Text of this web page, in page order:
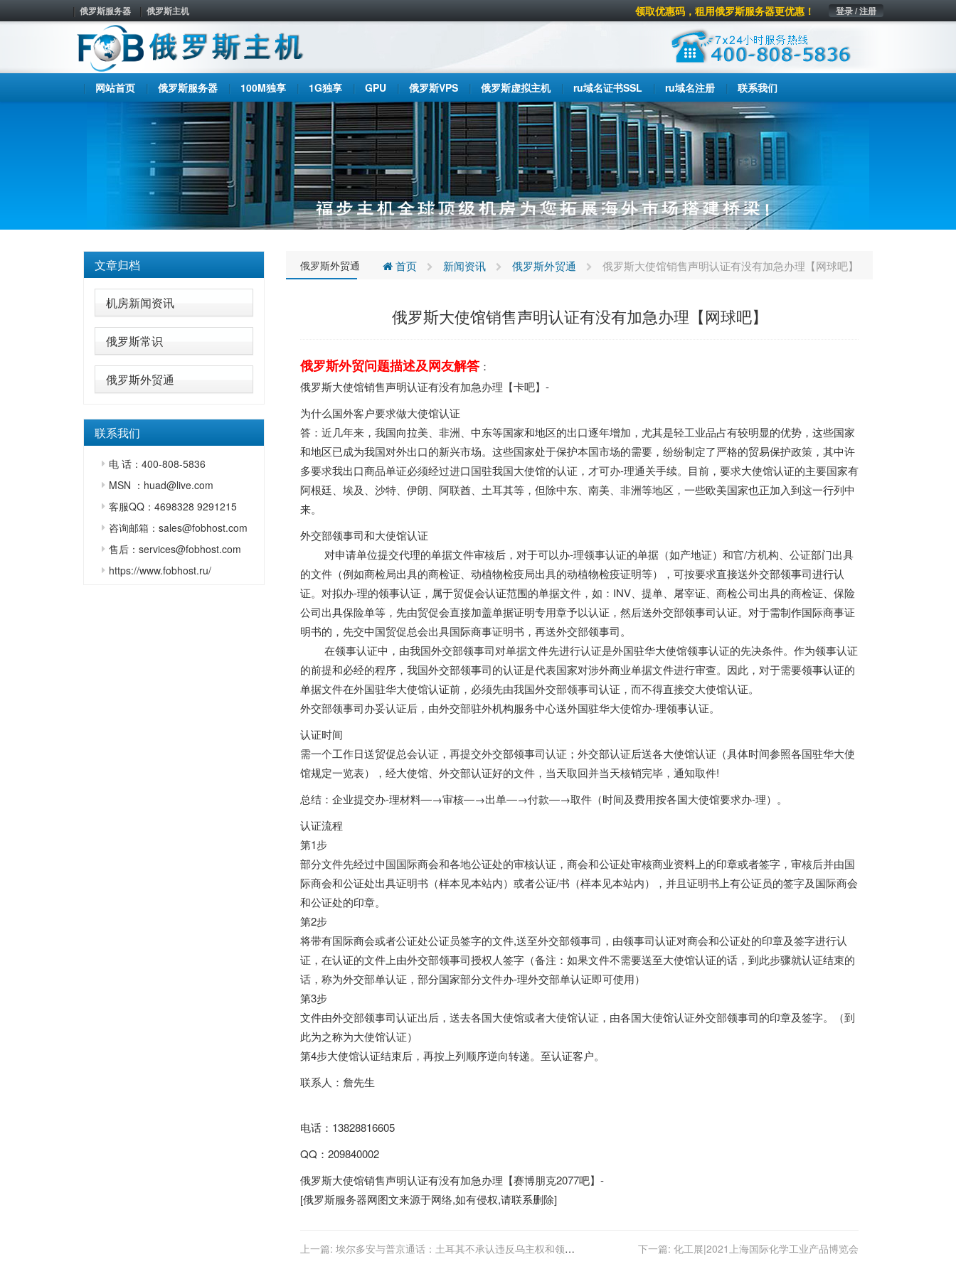
俄罗斯服务器 俄罗斯主机 登录 / 注册
领取优惠码，租用俄罗斯服务器更优惠！
网站首页 俄罗斯服务器 100M独享 1G独享 GPU 俄罗斯VPS 俄罗斯虚拟主机 ru域名证书SSL ru域名注册 联系我们
文章归档
机房新闻资讯
俄罗斯常识
俄罗斯外贸通
联系我们
电 话：400-808-5836
MSN ：huad@live.com
客服QQ：4698328 9291215
咨询邮箱：sales@fobhost.com
售后：services@fobhost.com
https://www.fobhost.ru/
俄罗斯外贸通 首页 新闻资讯 俄罗斯外贸通 俄罗斯大使馆销售声明认证有没有加急办理【网球吧】
俄罗斯大使馆销售声明认证有没有加急办理【网球吧】
俄罗斯外贸问题描述及网友解答：
俄罗斯大使馆销售声明认证有没有加急办理【卡吧】-
为什么国外客户要求做大使馆认证
答：近几年来，我国向拉美、非洲、中东等国家和地区的出口逐年增加，尤其是轻工业品占有较明显的优势，这些国家
和地区已成为我国对外出口的新兴市场。这些国家处于保护本国市场的需要，纷纷制定了严格的贸易保护政策，其中许
多要求我出口商品单证必须经过进口国驻我国大使馆的认证，才可办-理通关手续。目前，要求大使馆认证的主要国家有
阿根廷、埃及、沙特、伊朗、阿联酋、土耳其等，但除中东、南美、非洲等地区，一些欧美国家也正加入到这一行列中
来。
外交部领事司和大使馆认证
对申请单位提交代理的单据文件审核后，对于可以办-理领事认证的单据（如产地证）和官/方机构、公证部门出具
的文件（例如商检局出具的商检证、动植物检疫局出具的动植物检疫证明等），可按要求直接送外交部领事司进行认
证。对拟办-理的领事认证，属于贸促会认证范围的单据文件，如：INV、提单、屠宰证、商检公司出具的商检证、保险
公司出具保险单等，先由贸促会直接加盖单据证明专用章予以认证，然后送外交部领事司认证。对于需制作国际商事证
明书的，先交中国贸促总会出具国际商事证明书，再送外交部领事司。
在领事认证中，由我国外交部领事司对单据文件先进行认证是外国驻华大使馆领事认证的先决条件。作为领事认证
的前提和必经的程序，我国外交部领事司的认证是代表国家对涉外商业单据文件进行审查。因此，对于需要领事认证的
单据文件在外国驻华大使馆认证前，必须先由我国外交部领事司认证，而不得直接交大使馆认证。
外交部领事司办妥认证后，由外交部驻外机构服务中心送外国驻华大使馆办-理领事认证。
认证时间
需一个工作日送贸促总会认证，再提交外交部领事司认证；外交部认证后送各大使馆认证（具体时间参照各国驻华大使
馆规定一览表），经大使馆、外交部认证好的文件，当天取回并当天核销完毕，通知取件!
总结：企业提交办-理材料―→审核―→出单―→付款―→取件（时间及费用按各国大使馆要求办-理）。
认证流程
第1步
部分文件先经过中国国际商会和各地公证处的审核认证，商会和公证处审核商业资料上的印章或者签字，审核后并由国
际商会和公证处出具证明书（样本见本站内）或者公证/书（样本见本站内），并且证明书上有公证员的签字及国际商会
和公证处的印章。
第2步
将带有国际商会或者公证处公证员签字的文件,送至外交部领事司，由领事司认证对商会和公证处的印章及签字进行认
证，在认证的文件上由外交部领事司授权人签字（备注：如果文件不需要送至大使馆认证的话，到此步骤就认证结束的
话，称为外交部单认证，部分国家部分文件办-理外交部单认证即可使用）
第3步
文件由外交部领事司认证出后，送去各国大使馆或者大使馆认证，由各国大使馆认证外交部领事司的印章及签字。（到
此为之称为大使馆认证）
第4步大使馆认证结束后，再按上列顺序逆向转递。至认证客户。
联系人：詹先生
电话：13828816605
QQ：209840002
俄罗斯大使馆销售声明认证有没有加急办理【赛博朋克2077吧】-
[俄罗斯服务器网图文来源于网络,如有侵权,请联系删除]
上一篇: 埃尔多安与普京通话：土耳其不承认违反乌主权和领土
下一篇: 化工展|2021上海国际化学工业产品博览会